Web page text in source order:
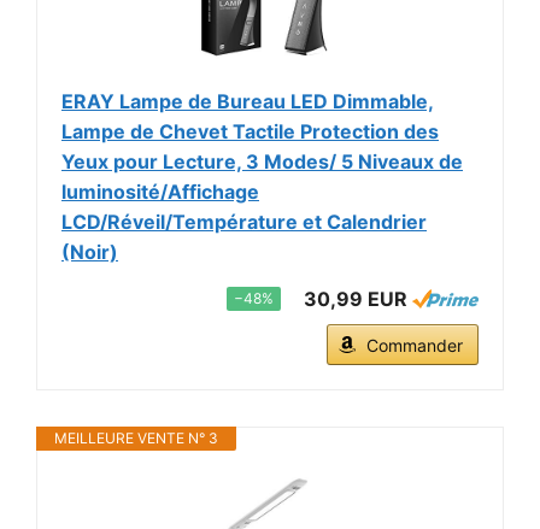
ERAY Lampe de Bureau LED Dimmable,
Lampe de Chevet Tactile Protection des
Yeux pour Lecture, 3 Modes/ 5 Niveaux de
luminosité/Affichage
LCD/Réveil/Température et Calendrier
(Noir)
−48% 30,99 EUR
Commander
MEILLEURE VENTE N° 3